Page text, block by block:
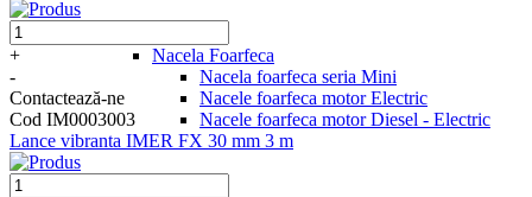
Nacela Foarfeca
Nacela foarfeca seria Mini
Nacele foarfeca motor Electric
Nacele foarfeca motor Diesel - Electric
+
-
Contactează-ne
Cod IM0003003
Lance vibranta IMER FX 30 mm 3 m